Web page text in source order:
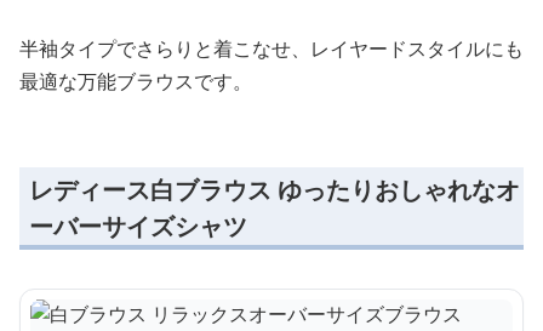
半袖タイプでさらりと着こなせ、レイヤードスタイルにも
最適な万能ブラウスです。
レディース白ブラウス ゆったりおしゃれなオ
ーバーサイズシャツ